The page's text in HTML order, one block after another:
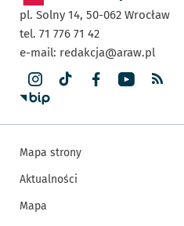
pl. Solny 14, 50-062 Wrocław
tel. 71 776 71 42
e-mail: redakcja@araw.pl
Mapa strony
Aktualności
Mapa